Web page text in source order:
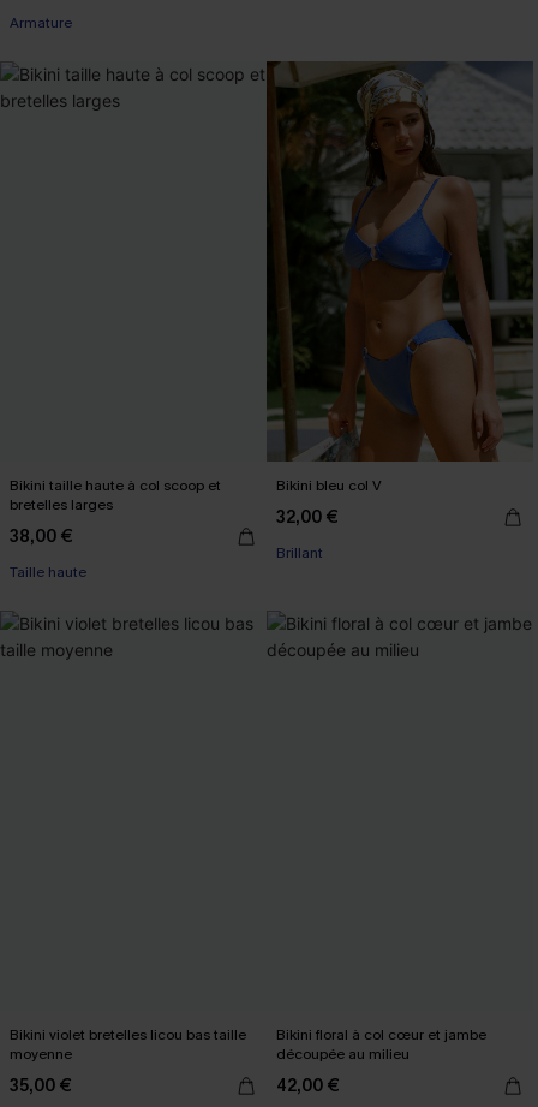
Armature
Bikini taille haute à col scoop et
bretelles larges
38,00 €
Taille haute
Bikini bleu col V
32,00 €
Brillant
Bikini violet bretelles licou bas taille
moyenne
35,00 €
Bikini floral à col cœur et jambe
découpée au milieu
42,00 €